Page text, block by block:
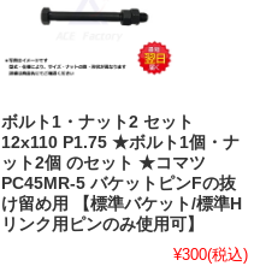
ボルト1・ナット2 セット
12x110 P1.75 ★ボルト1個・ナ
ット2個 のセット ★コマツ
PC45MR-5 バケットピンFの抜
け留め用 【標準バケット/標準H
リンク用ピンのみ使用可】
¥300(税込)